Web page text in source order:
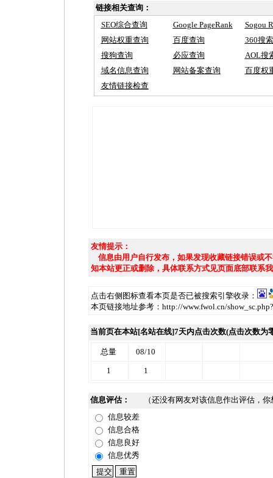
链接相关查询：
SEO综合查询
Google PageRank
Sogou
网站权重查询
百度查询
360搜
搜狗查询
必应查询
AOL搜
域名信息查询
网站备案查询
百度权
友情链接检查
友情提示：
信息由用户自行发布，如果发现收藏链接错误或
知本站更正或删除，具体联系方式见页面底部联系
点击右侧图标查看本页是否已被搜索引擎收录：
本页链接地址参考：http://www.fwol.cn/
当前页在本站[名站在线]7天内点击次数(点击次数为
总量 08/10
1 1
信息评估：
（还没有网友对该信息作出评估，
信息较差
信息合格
信息良好
信息优秀